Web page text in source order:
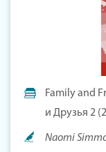
Family and
и Друзья 2
Naomi